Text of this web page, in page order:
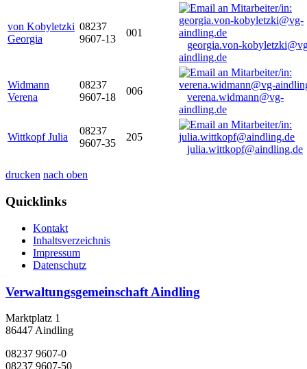
von Kobyletzki
Georgia
08237
9607-13
001
georgia.von-
aindling.de
Widmann
Verena
08237
9607-18
006
verena.widmann@vg-
aindling.de
Wittkopf Julia
08237
9607-35
205
julia.wittkopf@aindling.de
drucken nach oben
Quicklinks
Kontakt
Inhaltsverzeichnis
Impressum
Datenschutz
Verwaltungsgemeinschaft Aindling
Marktplatz 1
86447 Aindling
08237 9607-0
08237 9607-50